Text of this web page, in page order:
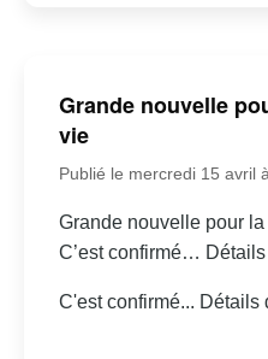
Grande nouvelle
vie
Publié le mercredi 15 avril
Grande nouvelle pour
C’est confirmé…
C'est confirmé... Détails